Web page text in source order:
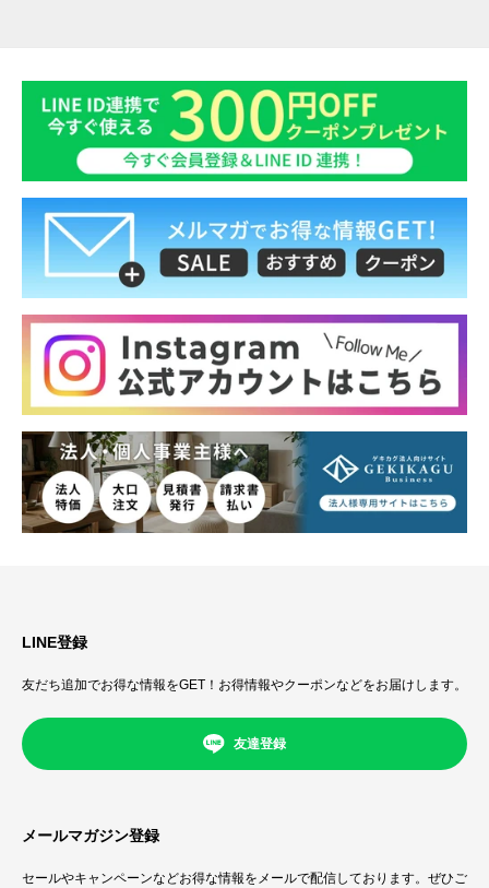
LINE登録
友だち追加でお得な情報をGET！お得情報やクーポンなどをお届けします。
友達登録
メールマガジン登録
セールやキャンペーンなどお得な情報をメールで配信しております。ぜひご